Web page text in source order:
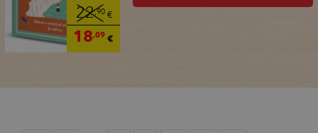
22,90€
18,09€